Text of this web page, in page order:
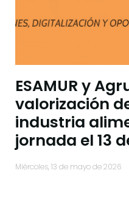
ESAMUR y
valorización
industria
jornada el 13
miércoles, 13 de mayo de 2026